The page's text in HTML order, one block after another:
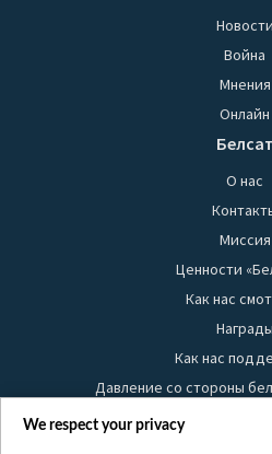
Новости
Война
Мнения
Онлайн
Белсат
О нас
Миссия
Ценности
Как нас
Награды
Как нас
Давление со стороны
Правила
We respect your privacy